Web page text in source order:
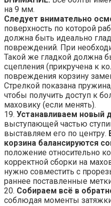
на 9 мм.
Следует внимательно
поверхность по которой
должна быть идеально
повреждений. При
Такой же гладкой должна
сцепления (прикручена к
повреждения корзину
Стрелкой показана
чтобы получить доступ к
маховику (если менять).
19. Устанавливаем новый
выступающей частью
выставляем его по центру.
корзина балансируются
положение относительно
корректной сборки на
нужно совместить с
раннее поставленные
20. Собираем всё в
соблюдая моменты